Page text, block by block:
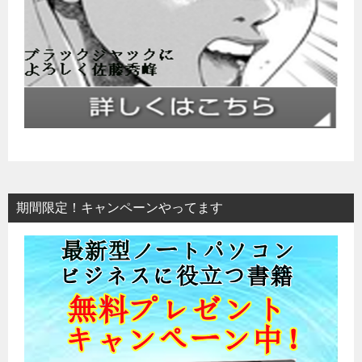
期間限定！キャンペーンやってます